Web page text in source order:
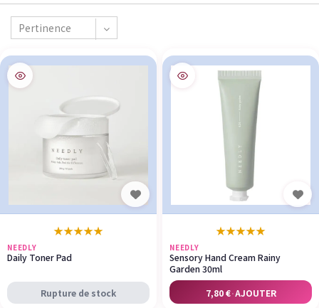
Pertinence
★★★★★
NEEDLY
Daily Toner Pad
Rupture de stock
★★★★★
NEEDLY
Sensory Hand Cream Rainy
Garden 30ml
7,80 €·AJOUTER